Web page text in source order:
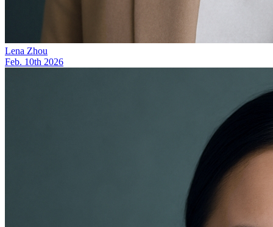
Lena Zhou
Feb. 10th 2026